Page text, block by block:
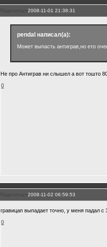
Поделиться2008-11-01 21:38:31
pendal написал(а):
Может выпасть антиграв,но ето
Не про Антиграв ни слышел а вот тошто
0
Поделиться2008-11-02 06:59:53
гравицап выпадает точно, у меня падал с
0